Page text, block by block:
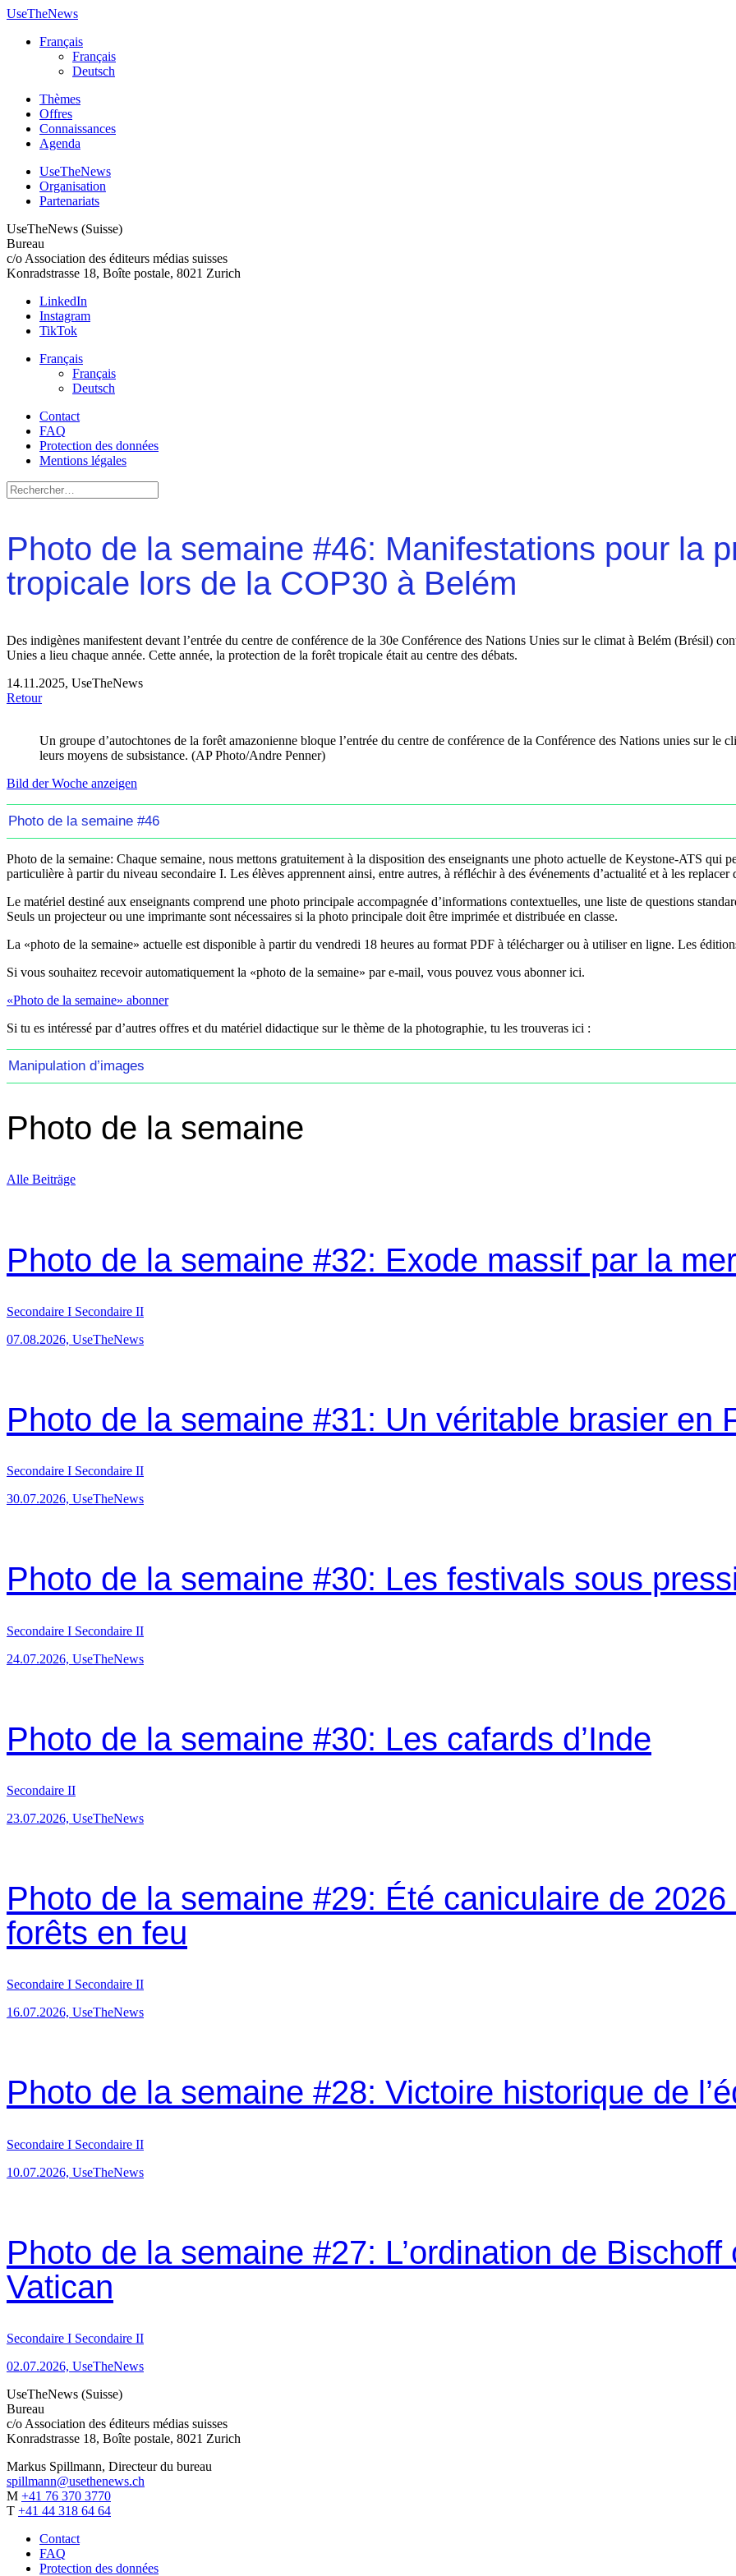
UseTheNews
Français
Français
Deutsch
Thèmes
Offres
Connaissances
Agenda
UseTheNews
Organisation
Partenariats
UseTheNews (Suisse)
Bureau
c/o Association des éditeurs médias suisses
Konradstrasse 18, Boîte postale, 8021 Zurich
LinkedIn
Instagram
TikTok
Français
Français
Deutsch
Contact
FAQ
Protection des données
Mentions légales
Photo de la semaine #46: Manifestations pour la
tropicale lors de la COP30 à Belém
Des indigènes manifestent devant l’entrée du centre de conférence de la 30e Conférence des Nations Unies sur le climat à Belém (Brésil)
Unies a lieu chaque année. Cette année, la protection de la forêt tropicale était au centre des débats.
14.11.2025, UseTheNews
Retour
Un groupe d’autochtones de la forêt amazonienne bloque l’entrée du centre de conférence de la Conférence des Nations unies sur le
leurs moyens de subsistance. (AP Photo/Andre Penner)
Bild der Woche anzeigen
Photo de la semaine #46
Photo de la semaine: Chaque semaine, nous mettons gratuitement à la disposition des enseignants une photo actuelle de Keystone-ATS qui
particulière à partir du niveau secondaire I. Les élèves apprennent ainsi, entre autres, à réfléchir à des événements d’actualité et à les replacer
Le matériel destiné aux enseignants comprend une photo principale accompagnée d’informations contextuelles, une liste de questions
Seuls un projecteur ou une imprimante sont nécessaires si la photo principale doit être imprimée et distribuée en classe.
La «photo de la semaine» actuelle est disponible à partir du vendredi 18 heures au format PDF à télécharger ou à utiliser en ligne. Les
Si vous souhaitez recevoir automatiquement la «photo de la semaine» par e-mail, vous pouvez vous abonner ici.
«Photo de la semaine» abonner
Si tu es intéressé par d’autres offres et du matériel didactique sur le thème de la photographie, tu les trouveras ici :
Manipulation d’images
Photo de la semaine
Alle Beiträge
Photo de la semaine #32: Exode massif par la mer
Secondaire I Secondaire II
07.08.2026, UseTheNews
Photo de la semaine #31: Un véritable brasier en
Secondaire I Secondaire II
30.07.2026, UseTheNews
Photo de la semaine #30: Les festivals sous
Secondaire I Secondaire II
24.07.2026, UseTheNews
Photo de la semaine #30: Les cafards d’Inde
Secondaire II
23.07.2026, UseTheNews
Photo de la semaine #29: Été caniculaire de
forêts en feu
Secondaire I Secondaire II
16.07.2026, UseTheNews
Photo de la semaine #28: Victoire historique de
Secondaire I Secondaire II
10.07.2026, UseTheNews
Photo de la semaine #27: L’ordination de
Vatican
Secondaire I Secondaire II
02.07.2026, UseTheNews
UseTheNews (Suisse)
Bureau
c/o Association des éditeurs médias suisses
Konradstrasse 18, Boîte postale, 8021 Zurich
Markus Spillmann, Directeur du bureau
spillmann@usethenews.ch
M +41 76 370 3770
T +41 44 318 64 64
Contact
FAQ
Protection des données